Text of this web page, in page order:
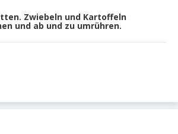
Zwiebeln und Kartoffeln
und ab und zu umrühren.